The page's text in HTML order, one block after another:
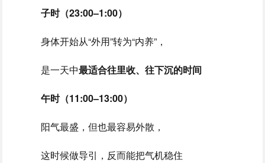
子时（23:00–1:00）
身体开始从“外用”转为“内养”，
是一天中最适合往里收、往下沉的时间
午时（11:00–13:00）
阳气最盛，但也最容易外散，
这时候做导引，反而能把气机稳住